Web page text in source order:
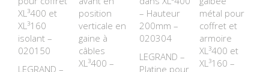
XL³400 et
XL³160
isolant –
020150
LEGRAND –
position
verticale en
gaine à
câbles
XL³400 –
– Hauteur
200mm –
020304
LEGRAND –
Platine pour
métal pour
coffret et
armoire
XL³400 et
XL³160 –